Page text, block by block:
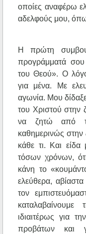
οποίες αναφέρω
αδελφούς μου,
Η πρώτη
προγράμματά
του Θεού». Ο
για μένα. Με
αγωνία. Μου
του Χριστού στην
να ζητώ από
καθημερινώς στην
κάθε τι. Και
τόσων χρόνων,
κάνη το
ελεύθερα,
τον
ιδιαιτέρως για
προβάτων και